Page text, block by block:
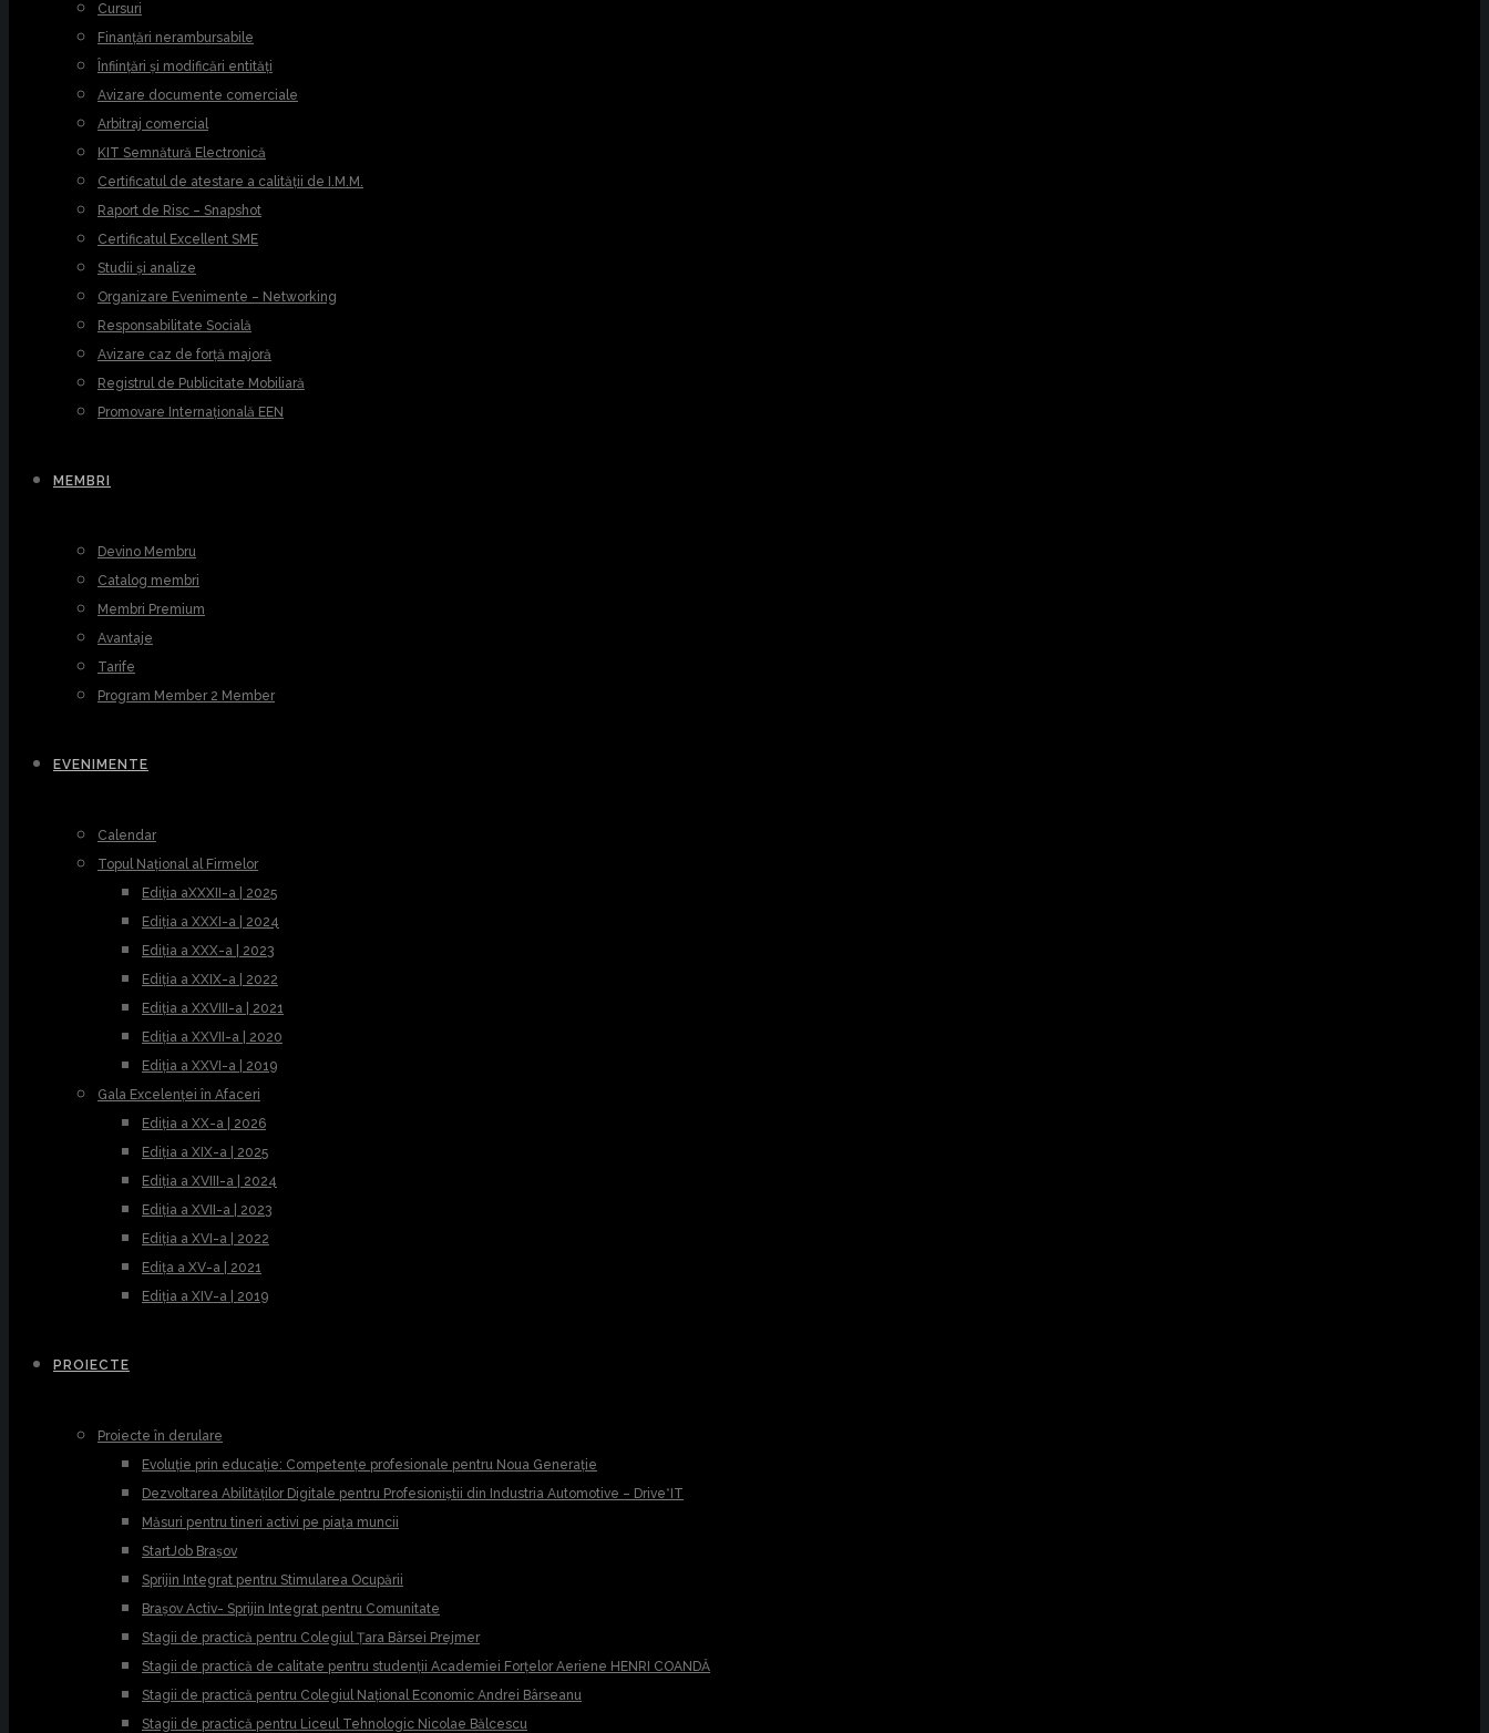
Cursuri
Finanțări nerambursabile
Înființări și modificări entități
Avizare documente comerciale
Arbitraj comercial
KIT Semnătură Electronică
Certificatul de atestare a calității de I.M.M.
Raport de Risc – Snapshot
Certificatul Excellent SME
Studii și analize
Organizare Evenimente – Networking
Responsabilitate Socială
Avizare caz de forță majoră
Registrul de Publicitate Mobiliară
Promovare Internațională EEN
MEMBRI
Devino Membru
Catalog membri
Membri Premium
Avantaje
Tarife
Program Member 2 Member
EVENIMENTE
Calendar
Topul Național al Firmelor
Ediția aXXXII-a | 2025
Ediția a XXXI-a | 2024
Ediția a XXX-a | 2023
Ediția a XXIX-a | 2022
Ediția a XXVIII-a | 2021
Ediția a XXVII-a | 2020
Ediția a XXVI-a | 2019
Gala Excelenței în Afaceri
Ediția a XX-a | 2026
Ediția a XIX-a | 2025
Ediția a XVIII-a | 2024
Ediția a XVII-a | 2023
Ediția a XVI-a | 2022
Edița a XV-a | 2021
Ediția a XIV-a | 2019
PROIECTE
Proiecte în derulare
Evoluție prin educație: Competențe profesionale pentru Noua Generație
Dezvoltarea Abilităților Digitale pentru Profesioniștii din Industria Automotive – Drive*IT
Măsuri pentru tineri activi pe piața muncii
StartJob Brașov
Sprijin Integrat pentru Stimularea Ocupării
Brașov Activ- Sprijin Integrat pentru Comunitate
Stagii de practică pentru Colegiul Țara Bârsei Prejmer
Stagii de practică de calitate pentru studenții Academiei Forțelor Aeriene HENRI COANDĂ
Stagii de practică pentru Colegiul Național Economic Andrei Bârseanu
Stagii de practică pentru Liceul Tehnologic Nicolae Bălcescu